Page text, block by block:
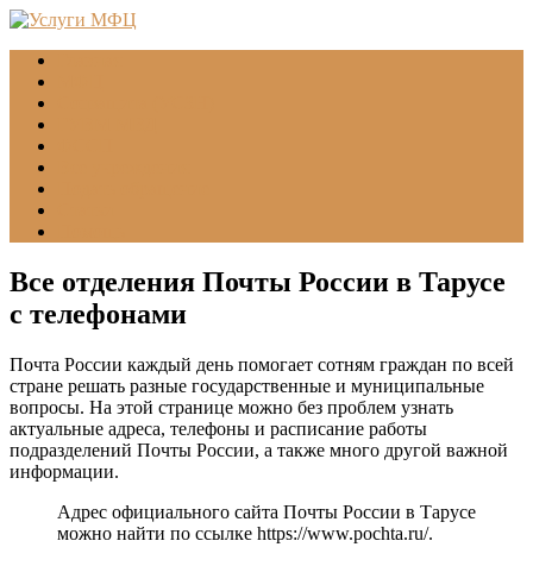
Все отделения Почты России в Тарусе
с телефонами
Почта России каждый день помогает сотням граждан по всей
стране решать разные государственные и муниципальные
вопросы. На этой странице можно без проблем узнать
актуальные адреса, телефоны и расписание работы
подразделений Почты России, а также много другой важной
информации.
Адрес официального сайта Почты России в Тарусе
можно найти по ссылке https://www.pochta.ru/.